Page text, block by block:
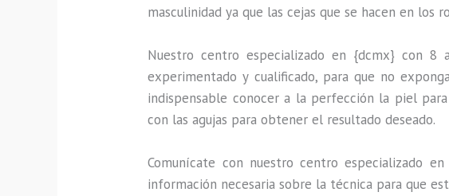
masculinidad ya que las cejas que se hacen en
Nuestro centro especializado en {dcmx} con
experimentado y cualificado, para que no
indispensable conocer a la perfección la piel
con las agujas para obtener el resultado deseado.
Comunícate con nuestro centro especializado
información necesaria sobre la técnica para que